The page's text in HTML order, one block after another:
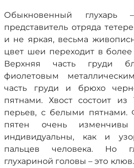
Обыкновенный глухарь
представитель отряда
и не яркая, весьма
цвет шеи переходит в
Верхняя часть груди
фиолетовым
часть груди и брюхо
пятнами. Хвост состоит
перьев, с белыми пятнами.
пятен очень
индивидуальны, как и
пальцев человека. Но
глухариной головы – это